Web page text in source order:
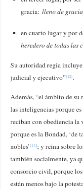
gracia: lleno de
en cuarto lugar y por
heredero de todas las
Su autoridad regia
judicial y ejecutivo”[12].
Además, “el ámbito de su
las inteligencias porque
reciban con obediencia la
porque es la Bondad, ‘de
nobles’[14]; y reina sobre
también socialmente, ya
consorcio civil, porque
están menos bajo la